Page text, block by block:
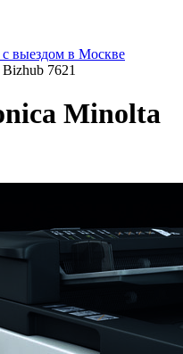
выездом в Москве
7621
Minolta